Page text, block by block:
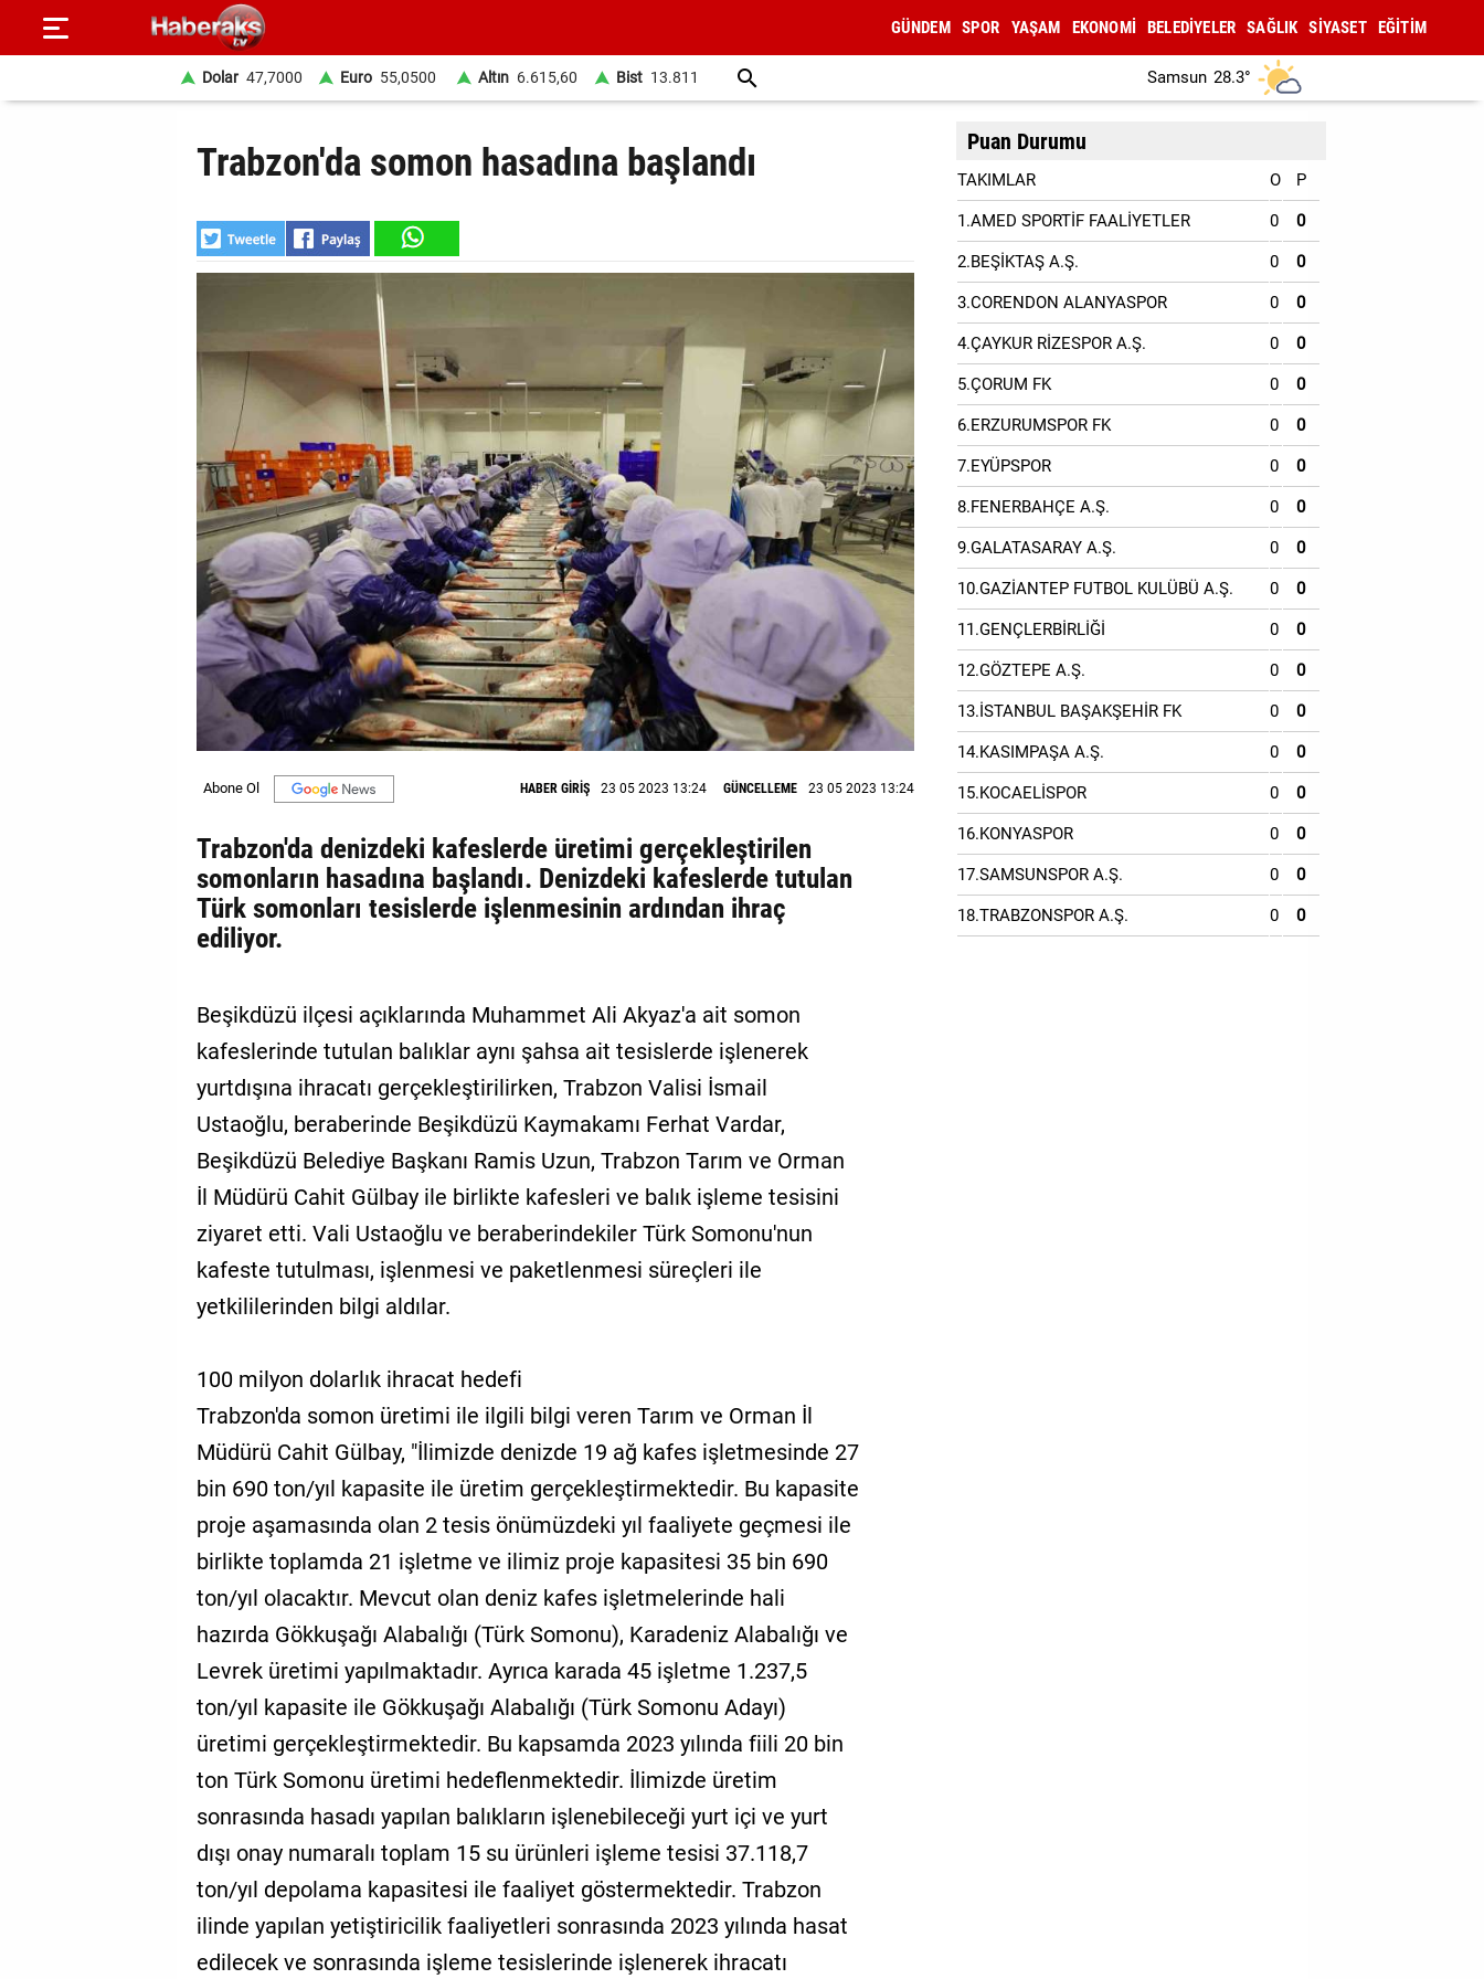
GÜNDEM SPOR YAŞAM EKONOMİ BELEDİYELER SAĞLIK SİYASET EĞİTİM
Dolar 47,7000 Euro 55,0500 Altın 6.615,60 Bist 13.811 Samsun 28.3°
Trabzon'da somon hasadına başlandı
HABER GİRİŞ 23 05 2023 13:24 GÜNCELLEME 23 05 2023 13:24
Trabzon'da denizdeki kafeslerde üretimi gerçekleştirilen
somonların hasadına başlandı. Denizdeki kafeslerde tutulan
Türk somonları tesislerde işlenmesinin ardından ihraç
ediliyor.
Beşikdüzü ilçesi açıklarında Muhammet Ali Akyaz'a ait somon
kafeslerinde tutulan balıklar aynı şahsa ait tesislerde işlenerek
yurtdışına ihracatı gerçekleştirilirken, Trabzon Valisi İsmail
Ustaoğlu, beraberinde Beşikdüzü Kaymakamı Ferhat Vardar,
Beşikdüzü Belediye Başkanı Ramis Uzun, Trabzon Tarım ve Orman
İl Müdürü Cahit Gülbay ile birlikte kafesleri ve balık işleme tesisini
ziyaret etti. Vali Ustaoğlu ve beraberindekiler Türk Somonu'nun
kafeste tutulması, işlenmesi ve paketlenmesi süreçleri ile
yetkililerinden bilgi aldılar.
100 milyon dolarlık ihracat hedefi
Trabzon'da somon üretimi ile ilgili bilgi veren Tarım ve Orman İl
Müdürü Cahit Gülbay, "İlimizde denizde 19 ağ kafes işletmesinde 27
bin 690 ton/yıl kapasite ile üretim gerçekleştirmektedir. Bu kapasite
proje aşamasında olan 2 tesis önümüzdeki yıl faaliyete geçmesi ile
birlikte toplamda 21 işletme ve ilimiz proje kapasitesi 35 bin 690
ton/yıl olacaktır. Mevcut olan deniz kafes işletmelerinde hali
hazırda Gökkuşağı Alabalığı (Türk Somonu), Karadeniz Alabalığı ve
Levrek üretimi yapılmaktadır. Ayrıca karada 45 işletme 1.237,5
ton/yıl kapasite ile Gökkuşağı Alabalığı (Türk Somonu Adayı)
üretimi gerçekleştirmektedir. Bu kapsamda 2023 yılında fiili 20 bin
ton Türk Somonu üretimi hedeflenmektedir. İlimizde üretim
sonrasında hasadı yapılan balıkların işlenebileceği yurt içi ve yurt
dışı onay numaralı toplam 15 su ürünleri işleme tesisi 37.118,7
ton/yıl depolama kapasitesi ile faaliyet göstermektedir. Trabzon
ilinde yapılan yetiştiricilik faaliyetleri sonrasında 2023 yılında hasat
edilecek ve sonrasında işleme tesislerinde işlenerek ihracatı
Puan Durumu
TAKIMLAR O P
1.AMED SPORTİF FAALİYETLER 0 0
2.BEŞİKTAŞ A.Ş. 0 0
3.CORENDON ALANYASPOR 0 0
4.ÇAYKUR RİZESPOR A.Ş. 0 0
5.ÇORUM FK 0 0
6.ERZURUMSPOR FK 0 0
7.EYÜPSPOR 0 0
8.FENERBAHÇE A.Ş. 0 0
9.GALATASARAY A.Ş. 0 0
10.GAZİANTEP FUTBOL KULÜBÜ A.Ş. 0 0
11.GENÇLERBİRLİĞİ 0 0
12.GÖZTEPE A.Ş. 0 0
13.İSTANBUL BAŞAKŞEHİR FK 0 0
14.KASIMPAŞA A.Ş. 0 0
15.KOCAELİSPOR 0 0
16.KONYASPOR 0 0
17.SAMSUNSPOR A.Ş. 0 0
18.TRABZONSPOR A.Ş. 0 0